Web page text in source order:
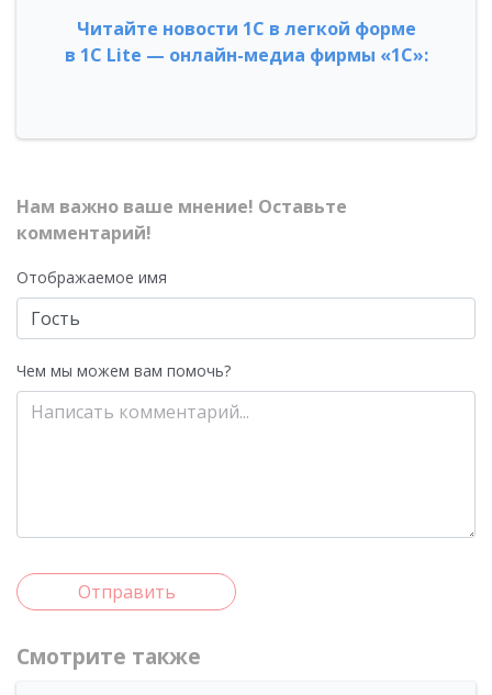
Читайте новости 1С в легкой форме
в 1С Lite — онлайн-медиа фирмы «1С»:
Нам важно ваше мнение! Оставьте
комментарий!
Отображаемое имя
Чем мы можем вам помочь?
Отправить
Смотрите также